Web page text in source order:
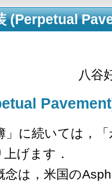
(Perpetual
八谷
に続いては，「
げます．
は，米国の